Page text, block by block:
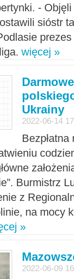
-
sióstr
więcej »
Ukrainy
2022-06-14
Burmistrz
z
na mocy
»
2022-06-09